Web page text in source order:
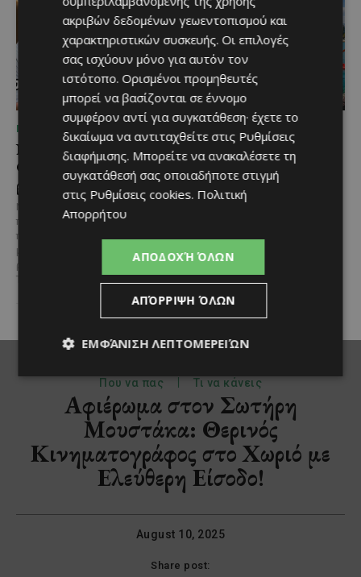
ΠΡΌΣΩΠΑ
Ν.Κιζίλγιουρεκ:
Ουτοπιστής και
ρεαλιστής μαζί
Νιαζί Κιζίλγιουρεκ: Λύση και
πολιτική συμφιλίωσης τώρα,
προτού η διχοτόμηση καταστεί
μη αναστρέψιμη «Είμαι
ρεαλιστής και ουτοπιστής μαζί»
Την ανάγκη...
ΜΈΝΟΥΜΕ ΚΎΠΡΟ
Καλοκαίρι στη Λεμεσό:
Θαλάσσια σπορ για όσους
θέλουν κάτι περισσότερο
από μια μέρα στην
@menoumekypro Καλοκαίρι στη
Λεμεσό σημαίνει θάλασσα,
ski, parasailing, SUP, καγιάκ,
wakeboard,...
ακριβών δεδομένων γεωεντοπισμού και
χαρακτηριστικών συσκευής. Οι επιλογές
σας ισχύουν μόνο για αυτόν τον
ιστότοπο. Ορισμένοι προμηθευτές
μπορεί να βασίζονται σε έννομο
συμφέρον αντί για συγκατάθεση· έχετε το
δικαίωμα να αντιταχθείτε στις Ρυθμίσεις
διαφήμισης. Μπορείτε να ανακαλέσετε τη
συγκατάθεσή σας οποιαδήποτε στιγμή
στις Ρυθμίσεις cookies. Πολιτική
Απορρήτου
ΑΠΟΔΟΧΉ ΌΛΩΝ
ΑΠΌΡΡΙΨΗ ΌΛΩΝ
ΕΜΦΆΝΙΣΗ ΛΕΠΤΟΜΕΡΕΙΏΝ